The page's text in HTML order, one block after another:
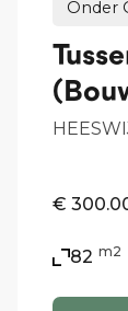
Onder
€
82 m2